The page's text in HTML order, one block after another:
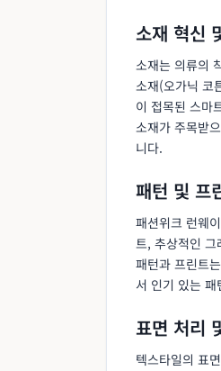
소재 혁신
소재는 의류의
소재(오가닉 코
이 접목된 스마
소재가 주목받
니다.
패턴 및 프
패션위크 런웨
트, 추상적인 그
패턴과 프린트
서 인기 있는
표면 처리
텍스타일의 표